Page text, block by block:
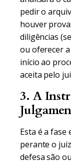
pedir o
houver
diligências
ou oferecer
início ao
aceita pelo
3. A
Esta é a fase
perante o
defesa são